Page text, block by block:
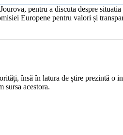
pentru a discuta despre
Europene pentru valori și
însă în latura de știre prezintă
sursa acestora.